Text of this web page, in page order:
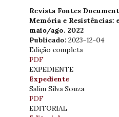
Revista Fontes
Memória e Resistências:
maio/ago. 2022
Publicado: 2023-12-04
Edição completa
PDF
EXPEDIENTE
Expediente
Salim Silva Souza
PDF
EDITORIAL